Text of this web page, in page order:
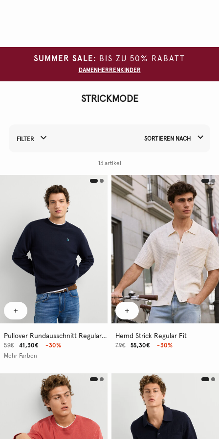
SUMMER SALE: BIS ZU 50% RABATT
DAMEN HERREN KINDER
STRICKMODE
Filtern Sie Ihre Ergebnisse nach:
GRÖSSE
FILTER SORTIEREN NACH
13 artikel
Pullover Rundausschnitt Regular Fit
41,30€
59€
-30%
Mehr Farben
Hemd Strick Regular Fit
55,30€
79€ -30%